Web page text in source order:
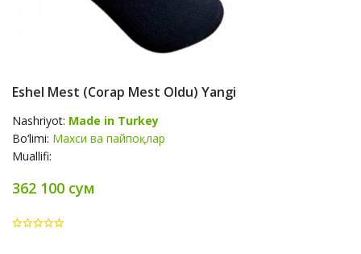
Eshel Mest (Corap Mest Oldu) Yangi
Nashriyot: Made in Turkey
Bo‘limi: Махси ва пайпоқлар
Muallifi:
362 100 сум